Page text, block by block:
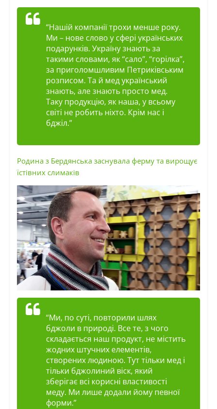
“Нашій компанії трохи менше року.
Ми – нове слово у сфері українських
подарунків. Україну знають за
такими словами, як “сало”, “горілка”,
за приголомшливим Петриківським
розписом. Та й мед український
знають, але знають просто мед.
Таку продукцію, як наша, у всьому
світі не робить ніхто. Крім нас і
бджіл.”
Родина з Бердянська заснувала ферму та вирощує
їстівних слимаків
“Ми, по суті, повторили шлях
бджоли в природі. Все те, з чого
складається наш продукт, не містить
жодних штучних елементів,
створених людиною. Тут тільки мед і
тільки бджолиний віск, який
зберігає всі корисні властивості
меду. Ми лише додали йому певної
форми.”